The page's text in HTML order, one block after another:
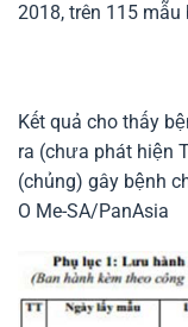
2018, trên 115
Kết quả cho thấy
ra (chưa phát hiện
(chủng) gây bệnh
O Me-SA/PanAsia